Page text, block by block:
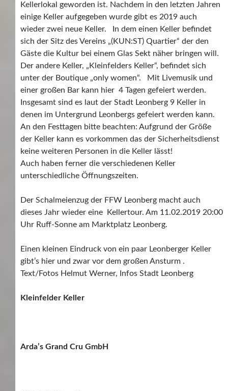
Kellerlokal geworden ist. Nachdem in den letzten Jahren
einige Keller aufgegeben wurde gibt es 2019 auch
wieder zwei neue Keller. In dem einen Keller befindet
sich der Sitz des Vereins „(KUN:ST) Quartier“ der den
Gäste die Kultur bei einem Glas Sekt näher bringen will.
Der andere Keller, „Kleinfelders Keller“, befindet sich
unter der Boutique „only women“. Mit Livemusik und
einer großen Bar kann hier 4 Tagen gefeiert werden.
Insgesamt sind es laut der Stadt Leonberg 9 Keller in
denen im Untergrund Leonbergs gefeiert werden kann.
An den Festtagen bitte beachten: Aufgrund der Größe
der Keller kann es vorkommen das der Sicherheitsdienst
keine weiteren Personen in die Keller lässt!
Auch haben ferner die verschiedenen Keller
unterschiedliche Öffnungszeiten.
Der Schalmeienzug der FFW Leonberg macht auch
dieses Jahr wieder eine Kellertour. Am 11.02.2019 20:00
Uhr Ruff-Sonne am Marktplatz Leonberg.
Einen kleinen Eindruck von ein paar Leonberger Keller
gibt’s hier und zwar vor dem großen Ansturm .
Text/Fotos Helmut Werner, Infos Stadt Leonberg
Kleinfelder Keller
Arda’s Grand Cru GmbH